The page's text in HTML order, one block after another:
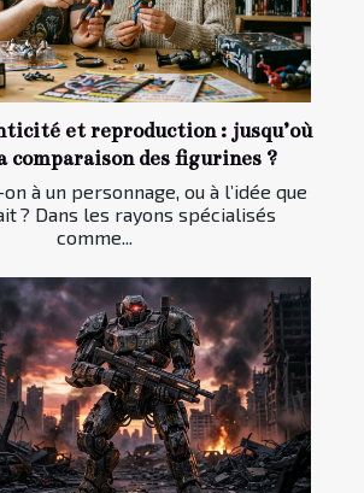
et reproduction : jusqu’où
comparaison des figurines ?
à un personnage, ou à l’idée que
? Dans les rayons spécialisés
comme...